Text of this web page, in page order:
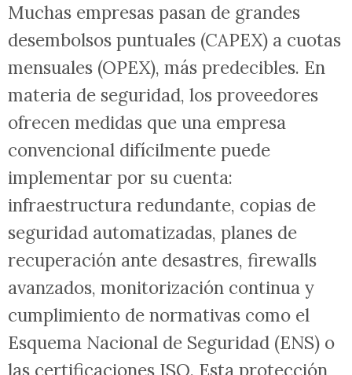
Muchas empresas pasan de grandes
desembolsos puntuales (CAPEX) a cuotas
mensuales (OPEX), más predecibles. En
materia de seguridad, los proveedores
ofrecen medidas que una empresa
convencional difícilmente puede
implementar por su cuenta:
infraestructura redundante, copias de
seguridad automatizadas, planes de
recuperación ante desastres, firewalls
avanzados, monitorización continua y
cumplimiento de normativas como el
Esquema Nacional de Seguridad (ENS) o
las certificaciones ISO. Esta protección